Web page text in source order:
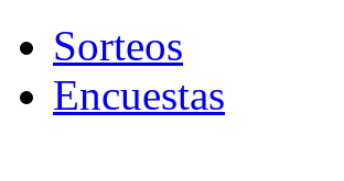
Sorteos
Encuestas